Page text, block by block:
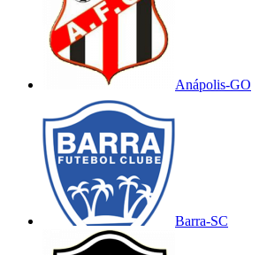
Anápolis-GO
Barra-SC